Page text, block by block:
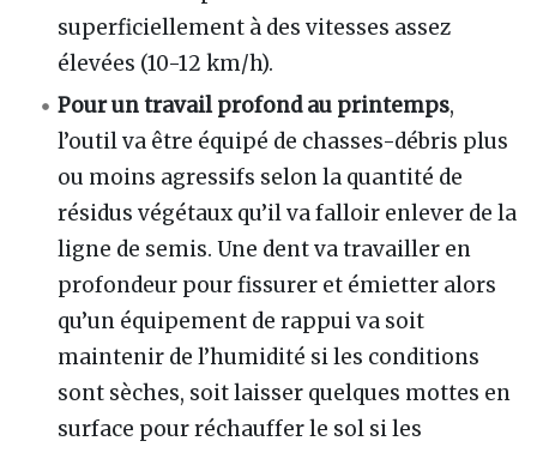
superficiellement à des vitesses assez
élevées (10-12 km/h).
Pour un travail profond au printemps,
l’outil va être équipé de chasses-débris plus
ou moins agressifs selon la quantité de
résidus végétaux qu’il va falloir enlever de la
ligne de semis. Une dent va travailler en
profondeur pour fissurer et émietter alors
qu’un équipement de rappui va soit
maintenir de l’humidité si les conditions
sont sèches, soit laisser quelques mottes en
surface pour réchauffer le sol si les